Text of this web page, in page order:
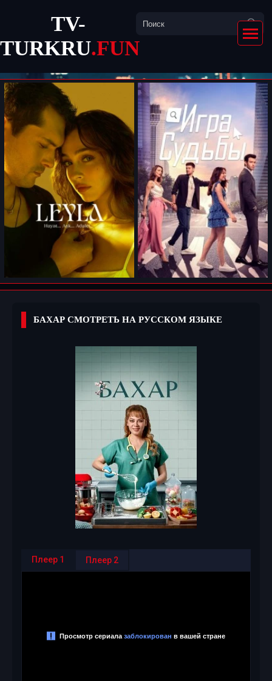
TV-
TURKRU.FUN
БАХАР СМОТРЕТЬ НА РУССКОМ ЯЗЫКЕ
Плеер 1 Плеер 2